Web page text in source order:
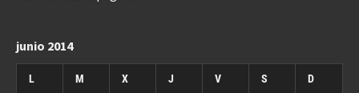
junio 2014
L M X J V S D